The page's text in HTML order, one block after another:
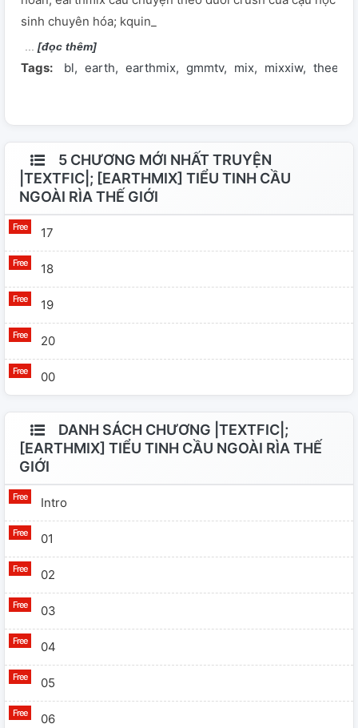
sinh chuyên hóa; kquin_
[đọc thêm]
Tags: bl earth earthmix gmmtv mix mixxiw
5 CHƯƠNG MỚI NHẤT TRUYỆN
|TEXTFIC|; [EARTHMIX] TIỂU TINH CẦU
NGOÀI RÌA THẾ GIỚI
17
18
19
20
00
DANH SÁCH CHƯƠNG |TEXTFIC|;
[EARTHMIX] TIỂU TINH CẦU NGOÀI RÌA THẾ
GIỚI
Intro
01
02
03
04
05
06